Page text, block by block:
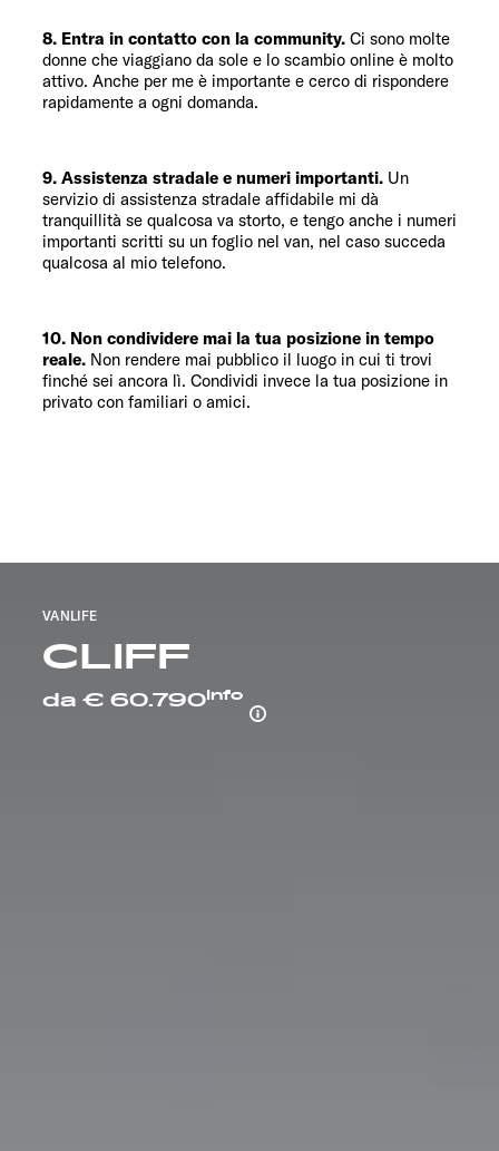
8. Entra in contatto con la community. Ci sono molte
donne che viaggiano da sole e lo scambio online è molto
attivo. Anche per me è importante e cerco di rispondere
rapidamente a ogni domanda.
9. Assistenza stradale e numeri importanti. Un
servizio di assistenza stradale affidabile mi dà
tranquillità se qualcosa va storto, e tengo anche i numeri
importanti scritti su un foglio nel van, nel caso succeda
qualcosa al mio telefono.
10. Non condividere mai la tua posizione in tempo
reale. Non rendere mai pubblico il luogo in cui ti trovi
finché sei ancora lì. Condividi invece la tua posizione in
privato con familiari o amici.
CLIFF
VANLIFE
da € 60.790Info